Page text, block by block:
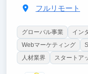
フルリモート
グローバル事業
イン
Webマーケティング
人材業界
スタートア